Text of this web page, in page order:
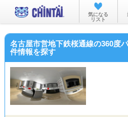
お部屋を探
沿線
気になる
リスト
名古屋市営地下鉄桜通線の360度
件情報を探す